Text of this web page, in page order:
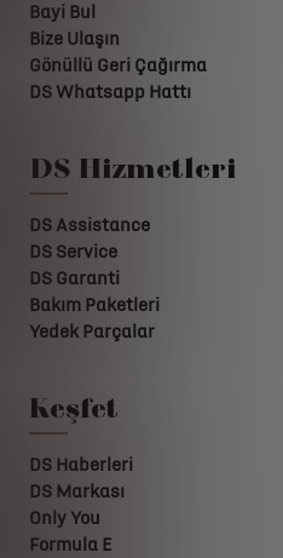
Bayi Bul
Bize Ulaşın
Gönüllü Geri Çağırma
DS Whatsapp Hattı
DS Hizmetleri
DS Assistance
DS Service
DS Garanti
Bakım Paketleri
Yedek Parçalar
Keşfet
DS Haberleri
DS Markası
Only You
Formula E